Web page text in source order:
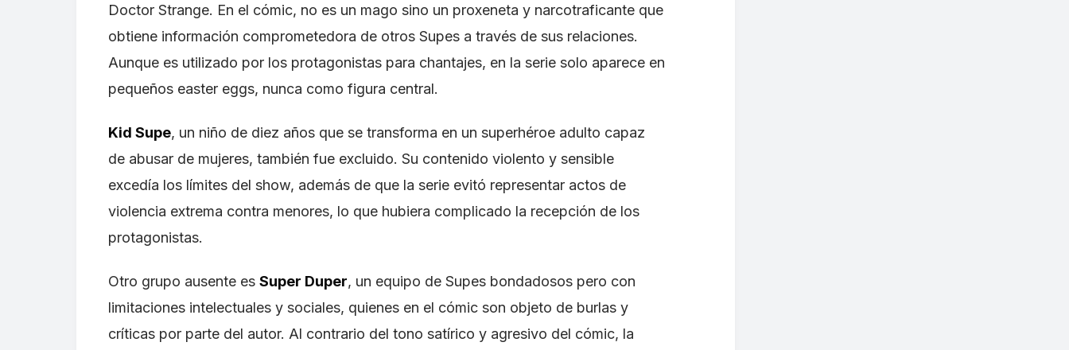
Doctor Strange. En el cómic, no es un mago sino un proxeneta y narcotraficante que
obtiene información comprometedora de otros Supes a través de sus relaciones.
Aunque es utilizado por los protagonistas para chantajes, en la serie solo aparece en
pequeños easter eggs, nunca como figura central.
Kid Supe, un niño de diez años que se transforma en un superhéroe adulto capaz
de abusar de mujeres, también fue excluido. Su contenido violento y sensible
excedía los límites del show, además de que la serie evitó representar actos de
violencia extrema contra menores, lo que hubiera complicado la recepción de los
protagonistas.
Otro grupo ausente es Super Duper, un equipo de Supes bondadosos pero con
limitaciones intelectuales y sociales, quienes en el cómic son objeto de burlas y
críticas por parte del autor. Al contrario del tono satírico y agresivo del cómic, la